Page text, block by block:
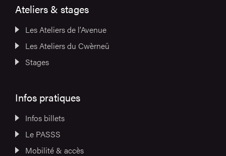
Ateliers & stages
Les Ateliers de l’Avenue
Les Ateliers du Cwèrneû
Stages
Infos pratiques
Infos billets
Le PASSS
Mobilité & accès